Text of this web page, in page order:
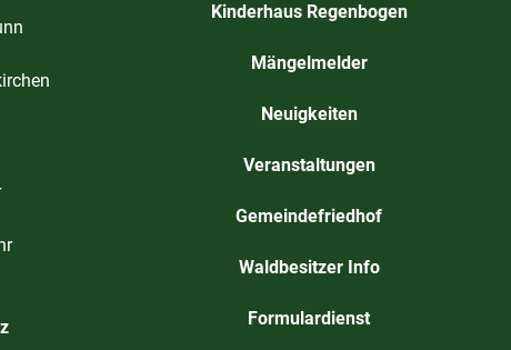
Kinderhaus Regenbogen
Mängelmelder
Neuigkeiten
Veranstaltungen
Gemeindefriedhof
Waldbesitzer Info
Formulardienst